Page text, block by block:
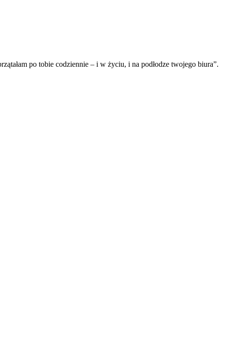
po tobie codziennie – i w życiu, i na podłodze twojego biura”.